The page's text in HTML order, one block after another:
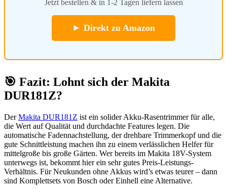
Jetzt bestellen & in 1-2 Tagen liefern lassen
► Direkt zu Amazon
🎯 Fazit: Lohnt sich der Makita
DUR181Z?
DerMakita DUR181Z ist ein solider Akku-Rasentrimmer für alle,
die Wert auf Qualität und durchdachte Features legen. Die
automatische Fadennachstellung, der drehbare Trimmerkopf und die
gute Schnittleistung machen ihn zu einem verlässlichen Helfer für
mittelgroße bis große Gärten. Wer bereits im Makita 18V-System
unterwegs ist, bekommt hier ein sehr gutes Preis-Leistungs-
Verhältnis. Für Neukunden ohne Akkus wird’s etwas teurer – dann
sind Komplettsets von Bosch oder Einhell eine Alternative.